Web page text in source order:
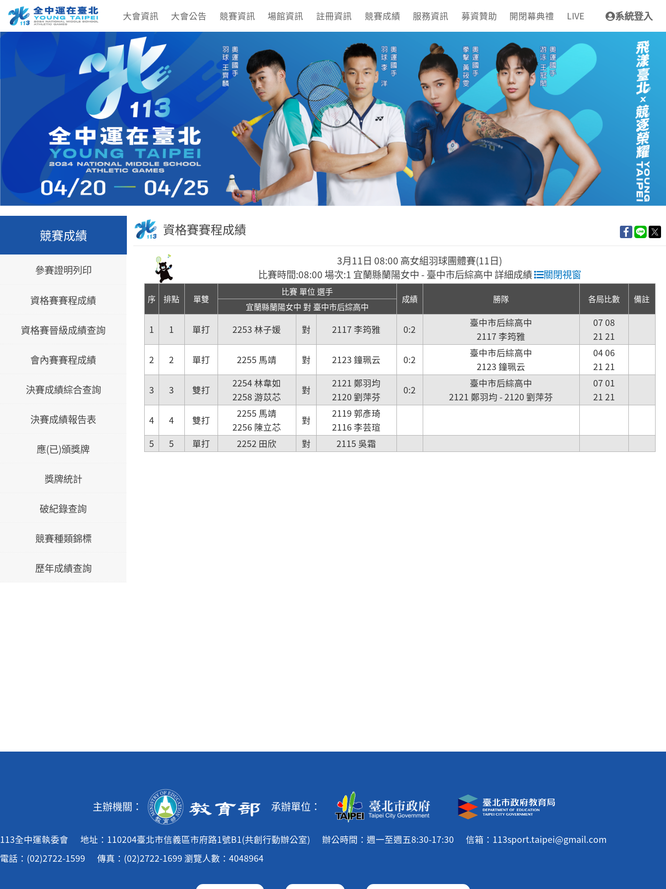
大會資訊 大會公告 競賽資訊 場館資訊 註冊資訊 競賽成績 服務資訊 募資贊助 開閉幕典禮 LIVE 系統登入
競賽成績
參賽證明列印
資格賽賽程成績
資格賽晉級成績查詢
會內賽賽程成績
決賽成績綜合查詢
決賽成績報告表
應(已)頒獎牌
獎牌統計
破紀錄查詢
競賽種類錦標
歷年成績查詢
資格賽賽程成績
3月11日 08:00 高女組羽球團體賽(11日)
比賽時間:08:00 場次:1 宜蘭縣蘭陽女中 - 臺中市后綜高中 詳細成績
關閉視窗
序 排點 單雙
比賽 單位 選手
成績 勝隊 各局比數 備註
宜蘭縣蘭陽女中 對 臺中市后綜高中
1 1 單打 2253 林子媛 對 2117 李筠雅 0:2
臺中市后綜高中
2117 李筠雅
07 08
21 21
2
2 單打 2255 馬靖 對 2123 鐘珮云 0:2
臺中市后綜高中
2123 鐘珮云
04 06
21 21
3
3 雙打
2254 林韋如
2258 游苡芯
對
2121 鄭羽均
2120 劉萍芬
0:2
臺中市后綜高中
2121 鄭羽均 - 2120 劉萍芬
07 01
21 21
4
4 雙打
2255 馬靖
2256 陳立芯
對
2119 郭彥琦
2116 李芸瑄
5
5 單打 2252 田欣 對 2115 吳霜
主辦機關： 承辦單位：
113全中運執委會 地址：110204臺北市信義區市府路1號B1(共創行動辦公室) 辦公時間：週一至週五8:30-17:30
信箱：113sport.taipei@gmail.com
電話：(02)2722-1599
傳真：(02)2722-1699 瀏覽人數：4048964